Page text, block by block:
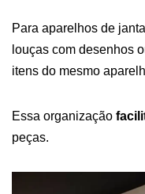
Para aparelhos de
louças com desenhos
itens do mesmo
Essa organização
peças.